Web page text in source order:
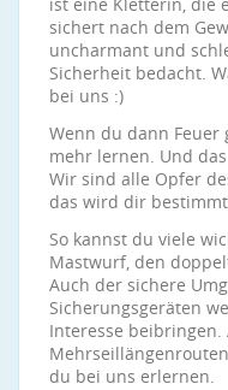
sichert nach dem
uncharmant und
Sicherheit bedacht.
bei uns :)
Wenn du dann Feuer
mehr lernen. Und
Wir sind alle Opfer
das wird dir
So kannst du viele
Mastwurf, den
Auch der sichere
Sicherungsgeräten
Interesse beibringen.
du bei uns erlernen.